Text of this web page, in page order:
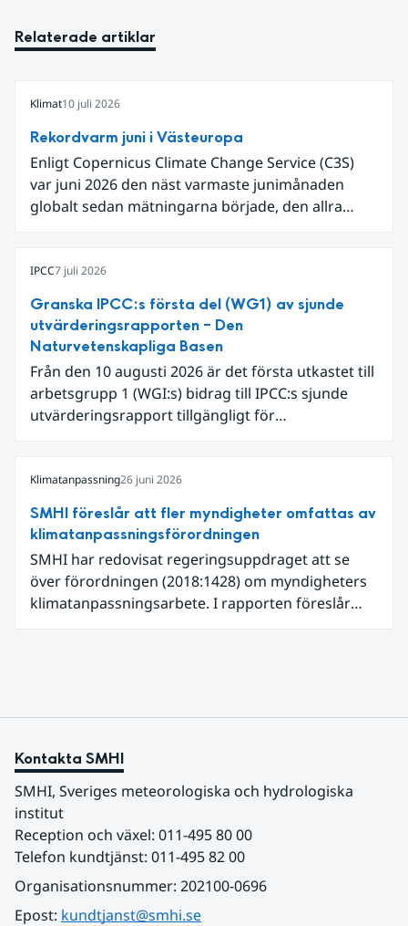
Relaterade artiklar
Klimat10 juli 2026
Rekordvarm juni i Västeuropa
Enligt Copernicus Climate Change Service (C3S)
var juni 2026 den näst varmaste junimånaden
globalt sedan mätningarna började, den allra
begränsar oss till Västeuropa var det den allra
varmaste juni. Detta betingades till stor del av en
extrem hetta i slutet av månaden. Världshavens
ytvattentemperaturer var den högsta som
uppmätts för en juni månad, vilket ligger i fas med
en framväxande El Niño i Stilla havet.
IPCC7 juli 2026
Granska IPCC:s första del (WG1) av sjunde
utvärderingsrapporten – Den
Naturvetenskapliga Basen
Från den 10 augusti 2026 är det första utkastet till
arbetsgrupp 1 (WGI:s) bidrag till IPCC:s sjunde
utvärderingsrapport tillgängligt för
Klimatanpassning26 juni 2026
SMHI föreslår att fler myndigheter omfattas av
klimatanpassningsförordningen
SMHI har redovisat regeringsuppdraget att se
över förordningen (2018:1428) om myndigheters
klimatanpassningsarbete. I rapporten föreslår
Kontakta SMHI
SMHI, Sveriges meteorologiska och hydrologiska
institut
Reception och växel: 011-495 80 00
Telefon kundtjänst: 011-495 82 00
Organisationsnummer: 202100-0696
Epost: kundtjanst@smhi.se